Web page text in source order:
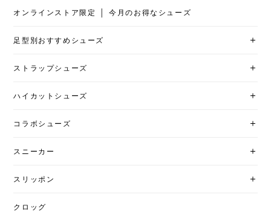
オンラインストア限定 │ 今月のお得なシューズ
足型別おすすめシューズ
ストラップシューズ
ハイカットシューズ
コラボシューズ
スニーカー
スリッポン
クロッグ